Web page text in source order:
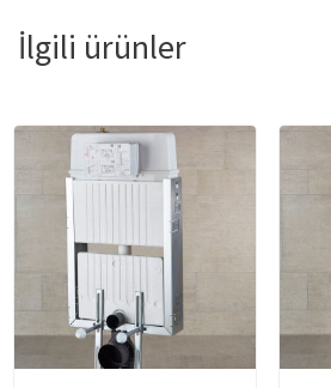
İlgili ürünler